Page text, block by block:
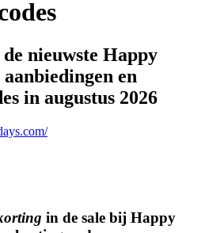
nieuwste Happy
en
in augustus 2026
in de sale bij Happy